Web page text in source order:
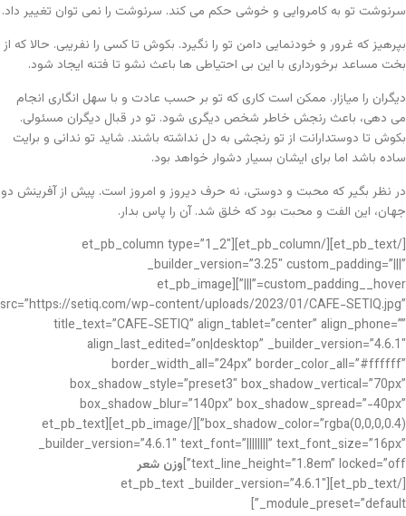
سرنوشت تو به کامروایی و خوشی حکم می کند. سرنوشت را نمی توان تغییر داد.
بپرهیز که غرور و خودنمایی دامن تو را نگیرد. بکوش تا کسی را نفریبی. حالا که از
بخت مساعد برخورداری با این بی احتیاطی ها باعث نشو تا فتنه ایجاد شود.
دیگران را میازار. ممکن است کاری که تو بر حسب عادت و با سهل انگاری انجام
می دهی، باعث رنجش خاطر شخص دیگری شود. تو در قبال دیگران مسئولی.
بکوش تا دوستدارانت از تو رنجشی به دل نداشته باشند. شاید تو ندانی و برایت
ساده باشد اما برای ایشان بسیار دشوار خواهد بود.
در نظر بگیر که محبت و دوستی، نه حرف دیروز و امروز است. پیش از آفرینش دو
جهان، این الفت و محبت بود که خلق شد. آن را پاس بدار.
[/et_pb_text][/et_pb_column][et_pb_column type=”1_2″
_builder_version=”3.25″ custom_padding=”|||”
custom_padding__hover=”|||”][et_pb_image
src=”https://setiq.com/wp-content/uploads/2023/01/CAFE-SETIQ.jpg”
title_text=”CAFE-SETIQ” align_tablet=”center” align_phone=””
align_last_edited=”on|desktop” _builder_version=”4.6.1″
border_width_all=”24px” border_color_all=”#ffffff”
box_shadow_style=”preset3″ box_shadow_vertical=”70px”
box_shadow_blur=”140px” box_shadow_spread=”-40px”
box_shadow_color=”rgba(0,0,0,0.4)”][/et_pb_image][et_pb_text
_builder_version=”4.6.1″ text_font=”||||||||” text_font_size=”16px”
text_line_height=”1.8em” locked=”off”] وزن شعر
[/et_pb_text][et_pb_text _builder_version=”4.6.1″
_module_preset=”default”]